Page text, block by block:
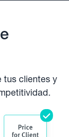
tus clientes y